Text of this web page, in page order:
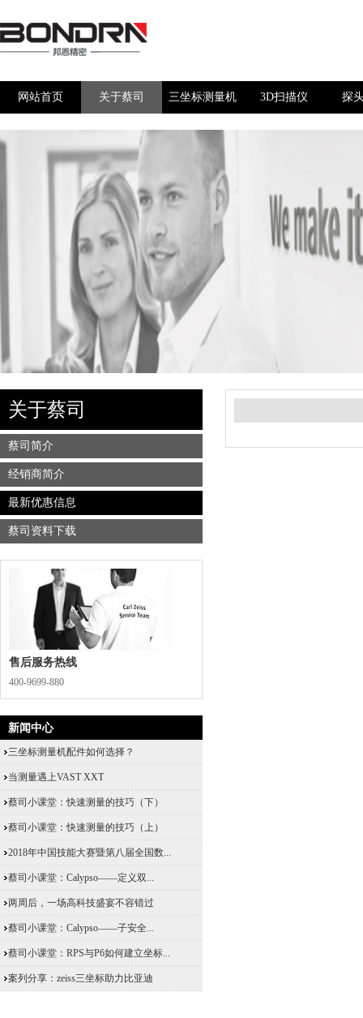
网站首页 关于蔡司 三坐标测量机 3D扫描仪 探
关于蔡司
蔡司简介
经销商简介
最新优惠信息
蔡司资料下载
售后服务热线
400-9699-880
新闻中心
三坐标测量机配件如何选择？
当测量遇上VAST XXT
蔡司小课堂：快速测量的技巧（下）
蔡司小课堂：快速测量的技巧（上）
2018年中国技能大赛暨第八届全国数...
蔡司小课堂：Calypso——定义双...
两周后，一场高科技盛宴不容错过
蔡司小课堂：Calypso——子安全...
蔡司小课堂：RPS与P6如何建立坐标...
案列分享：zeiss三坐标助力比亚迪